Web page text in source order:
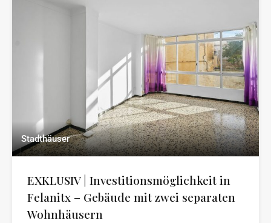
Stadthäuser
EXKLUSIV | Investitionsmöglichkeit in
Felanitx – Gebäude mit zwei separaten
Wohnhäusern